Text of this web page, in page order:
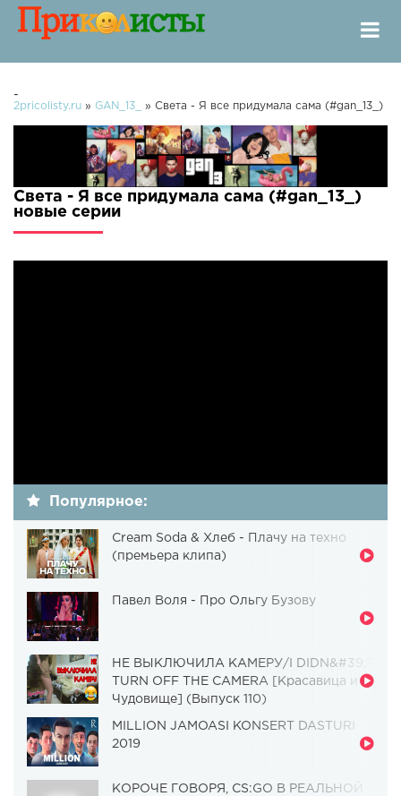
-
2pricolisty.ru » GAN_13_ » Света - Я все придумала сама (#gan_13_)
Света - Я все придумала сама (#gan_13_)
новые серии
Популярное:
Cream Soda & Хлеб - Плачу на техно
(премьера клипа)
Павел Воля - Про Ольгу Бузову
НЕ ВЫКЛЮЧИЛА КАМЕРУ/I DIDN&#39;T
TURN OFF THE CAMERA [Красавица и
Чудовище] (Выпуск 110)
MILLION JAMOASI KONSERT DASTURI
2019
КОРОЧЕ ГОВОРЯ, CS:GO В РЕАЛЬНОЙ